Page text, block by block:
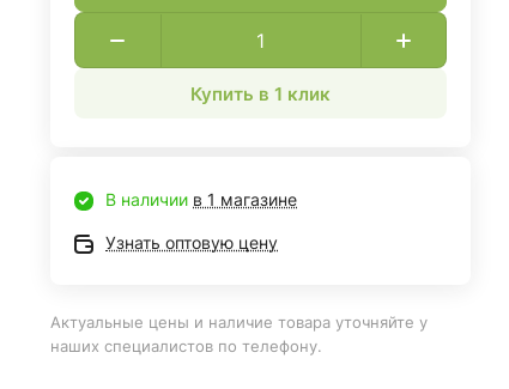
Купить в 1 клик
В наличии в 1 магазине
Узнать оптовую цену
Актуальные цены и наличие товара уточняйте у
наших специалистов по телефону.